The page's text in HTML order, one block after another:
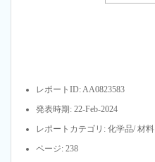
レポートID: AA0823583
発表時期: 22-Feb-2024
レポートカテゴリ: 化学品/ 材料
ページ: 238